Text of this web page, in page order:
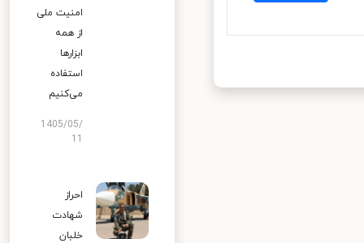
امنیت ملی
از همه
ابزارها
استفاده
می‌کنیم
1405/05/
احراز
شهادت
خلبان